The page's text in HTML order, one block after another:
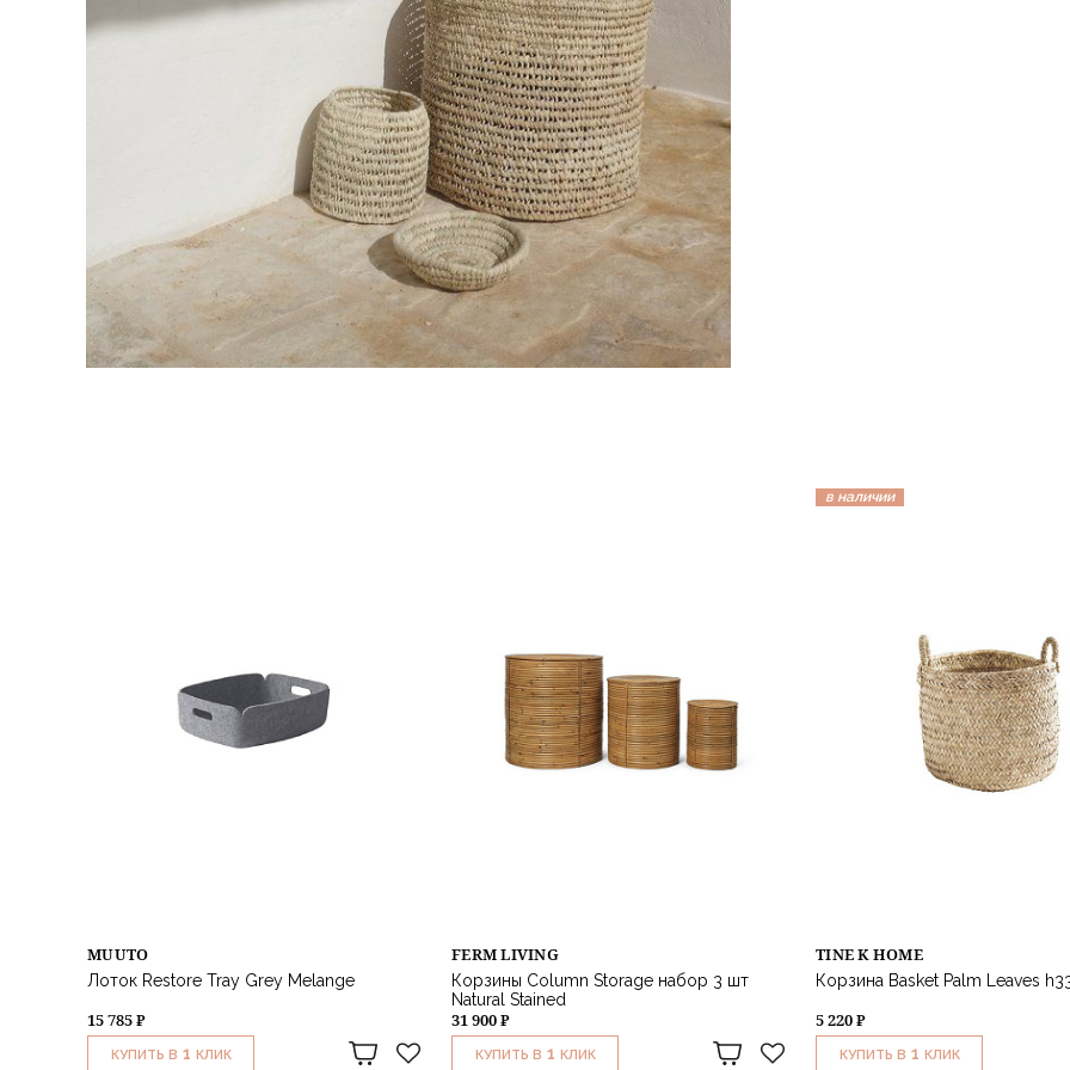
MUUTO
Лоток Restore Tray Grey Melange
15 785 ₽
КУПИТЬ В 1 КЛИК
FERM LIVING
Корзины Column Storage набор 3 шт
Natural Stained
31 900 ₽
КУПИТЬ В 1 КЛИК
в наличии
TINE K HOME
Корзина Basket Palm Leaves
5 220 ₽
КУПИТЬ В 1 КЛИК